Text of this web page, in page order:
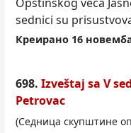
sednici su
Креирано 16
698. Izveštaj sa V
Petrovac
(Седница скупштине